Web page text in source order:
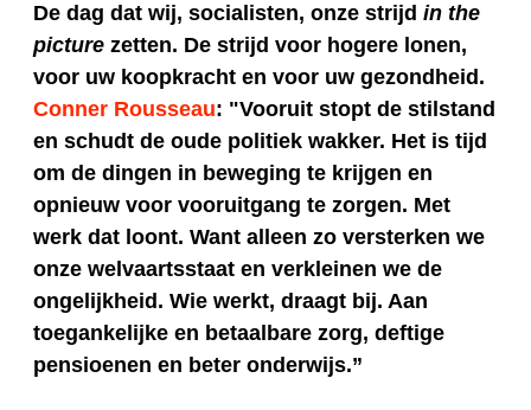
De dag dat wij, socialisten, onze strijd in the
picture zetten. De strijd voor hogere lonen,
voor uw koopkracht en voor uw gezondheid.
Conner Rousseau: "Vooruit stopt de stilstand
en schudt de oude politiek wakker. Het is tijd
om de dingen in beweging te krijgen en
opnieuw voor vooruitgang te zorgen. Met
werk dat loont. Want alleen zo versterken we
onze welvaartsstaat en verkleinen we de
ongelijkheid. Wie werkt, draagt bij. Aan
toegankelijke en betaalbare zorg, deftige
pensioenen en beter onderwijs.”